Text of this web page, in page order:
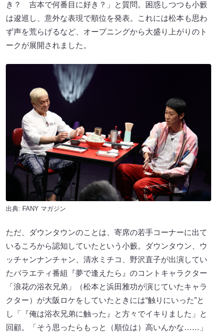
き？ 吉本で何番目に好き？」と質問。困惑しつつも小籔
は逡巡し、意外な表現で順位を発表。これには松本も思わ
ず声を荒らげるなど、オープニングから大盛り上がりのト
ークが展開されました。
出典: FANY マガジン
ただ、ダウンタウンのことは、寄席の若手コーナーに出て
いるころから認知していたという小籔。ダウンタウン、ウ
ッチャンナンチャン、清水ミチコ、野沢直子が出演してい
たバラエティ番組『夢で逢えたら』のコントキャラクター
「浪花の浴衣兄弟」（松本と浜田雅功が演じていたキャラ
クター）が大阪ロケをしていたときには“触りにいった”と
し「『俺は浴衣兄弟に触った』と方々でイキりました」と
回顧。「そう思ったらもっと（順位は）高いんかな……」